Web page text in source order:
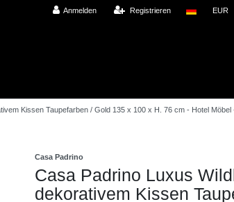
Anmelden Registrieren EUR
Kissen Taupefarben / Gold 135 x 100 x H. 76 cm - Hotel
Casa Padrino
Casa Padrino Luxus
dekorativem Kissen